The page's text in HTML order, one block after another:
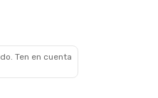
Ten en cuenta